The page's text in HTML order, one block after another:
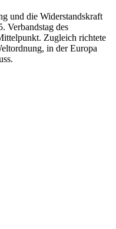
und die Widerstandskraft
Verbandstag des
Zugleich richtete
in der Europa